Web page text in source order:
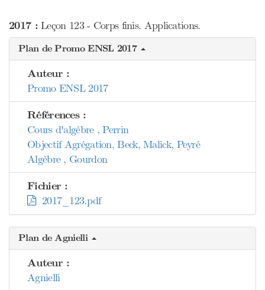
2017 :Leçon 123 - Corps finis. Applications.
Plan de Promo ENSL 2017
Auteur :
Promo ENSL 2017
Références :
Cours d'algèbre , Perrin
Objectif Agrégation, Beck, Malick, Peyré
Algèbre , Gourdon
Fichier :
2017_123.pdf
Plan de Agnielli
Auteur :
Agnielli